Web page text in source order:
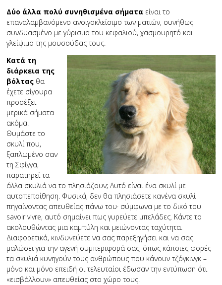
Δύο άλλα πολύ συνηθισμένα σήματα είναι το
επαναλαμβανόμενο ανοιγοκλείσιμο των ματιών, συνήθως
συνδυασμένο με γύρισμα του κεφαλιού, χασμουρητό και
γλείψιμο της μουσούδας τους.
Κατά τη
διάρκεια της
βόλτας θα
έχετε σίγουρα
προσέξει
μερικά σήματα
ακόμα.
Θυμάστε το
σκυλί που,
ξαπλωμένο σαν
τη Σφίγγα,
παρατηρεί τα
άλλα σκυλιά να το πλησιάζουν; Αυτό είναι ένα σκυλί με
αυτοπεποίθηση. Φυσικά, δεν θα πλησιάσετε κανένα σκυλί
πηγαίνοντας απευθείας πάνω του· σύμφωνα με το δικό του
savoir vivre, αυτό σημαίνει πως γυρεύετε μπελάδες. Κάντε το
ακολουθώντας μια καμπύλη και μειώνοντας ταχύτητα.
Διαφορετικά, κινδυνεύετε να σας παρεξηγήσει και να σας
μαλώσει για την αγενή συμπεριφορά σας, όπως κάποιες φορές
τα σκυλιά κυνηγούν τους ανθρώπους που κάνουν τζόγκινγκ –
μόνο και μόνο επειδή οι τελευταίοι έδωσαν την εντύπωση ότι
«εισβάλλουν» απευθείας στο χώρο τους.